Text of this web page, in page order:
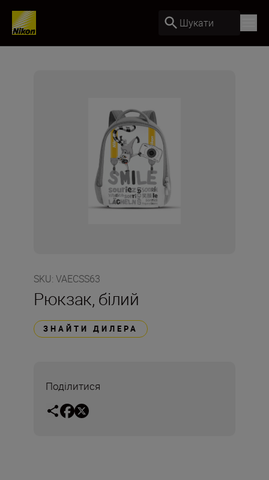
Шукати
SKU: VAECSS63
Рюкзак, білий
ЗНАЙТИ ДИЛЕРА
Поділитися